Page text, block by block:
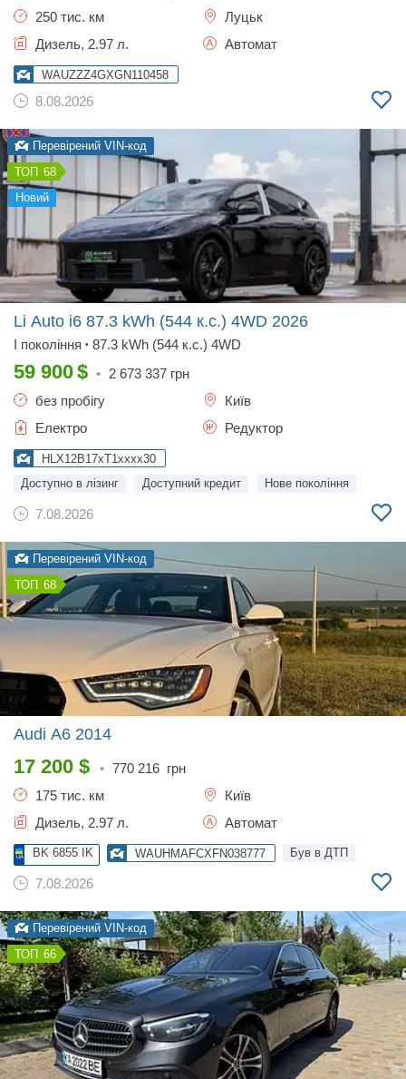
250 тис. км
Луцьк
Дизель, 2.97 л.
Автомат
WAUZZZ4GXGN110458
8.08.2026
Перевірений VIN-код
68
новий
Li Auto i6 87.3 kWh (544 к.с.) 4WD 2026
I покоління • 87.3 kWh (544 к.с.) 4WD
59 900$ • 2 673 337 грн
без пробігу
Київ
Електро
Редуктор
HLX12B17xT1xxxx30
Доступно в лізинг
Доступний кредит Нове покоління
7.08.2026
Перевірений VIN-код
68
Audi A6 2014
17 200 $ • 770 216 грн
175 тис. км
Київ
Дизель, 2.97 л.
Автомат
BK 6855 IK WAUHMAFCXFN038777 Був в ДТП
7.08.2026
Перевірений VIN-код
66